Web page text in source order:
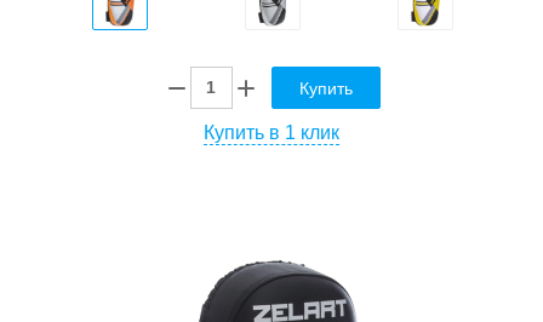
Купить
Купить в 1 клик